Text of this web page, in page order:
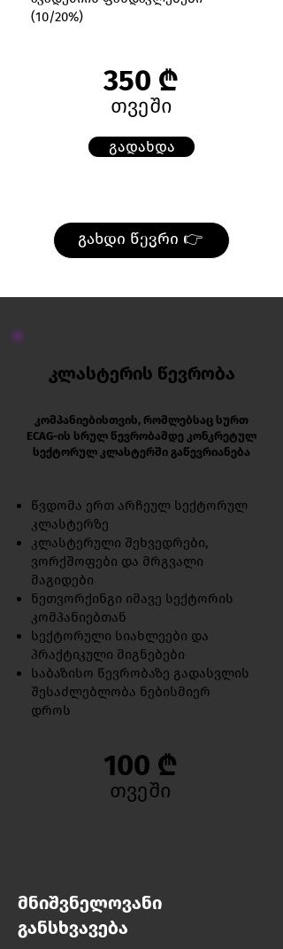
(10/20%)
350 ₾
თვეში
გადახდა
გახდი წევრი 👉
კლასტერის წევრობა
კომპანიებისთვის, რომლებსაც სურთ
ECAG-ის სრულ წევრობამდე კონკრეტულ
სექტორულ კლასტერში გაწევრიანება
წვდომა ერთ არჩეულ სექტორულ
კლასტერზე
კლასტერული შეხვედრები,
ვორქშოფები და მრგვალი
მაგიდები
ნეთვორქინგი იმავე სექტორის
კომპანიებთან
სექტორული სიახლეები და
პრაქტიკული მიგნებები
საბაზისო წევრობაზე გადასვლის
შესაძლებლობა ნებისმიერ
დროს
100 ₾
თვეში
მნიშვნელოვანი
განსხვავება